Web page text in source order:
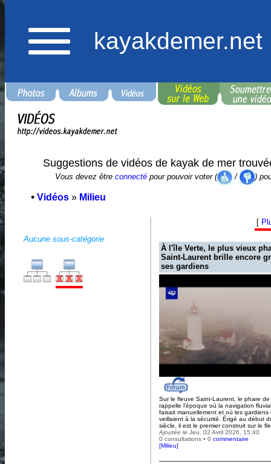
kayakdemer.net
Suggestions de vidéos de kayak de mer
Vous devez être connectépour pouvoir voter ( / )
• Vidéos» Milieu
Aucune sous-catégorie
[
À l'île Verte, le plus vieux
Saint-Laurent brille encore
ses gardiens
Sur le fleuve Saint-Laurent, le phare de
rappelle l'époque où la navigation
faisait manuellement et où les gardiens
veillaient à la sécurité. Érigé au début
siècle, il est le premier construit sur le
Ajoutée le Jeu. 02 Avril 2026, 15:40
0 consultations • 0 commentaire
[Milieu]